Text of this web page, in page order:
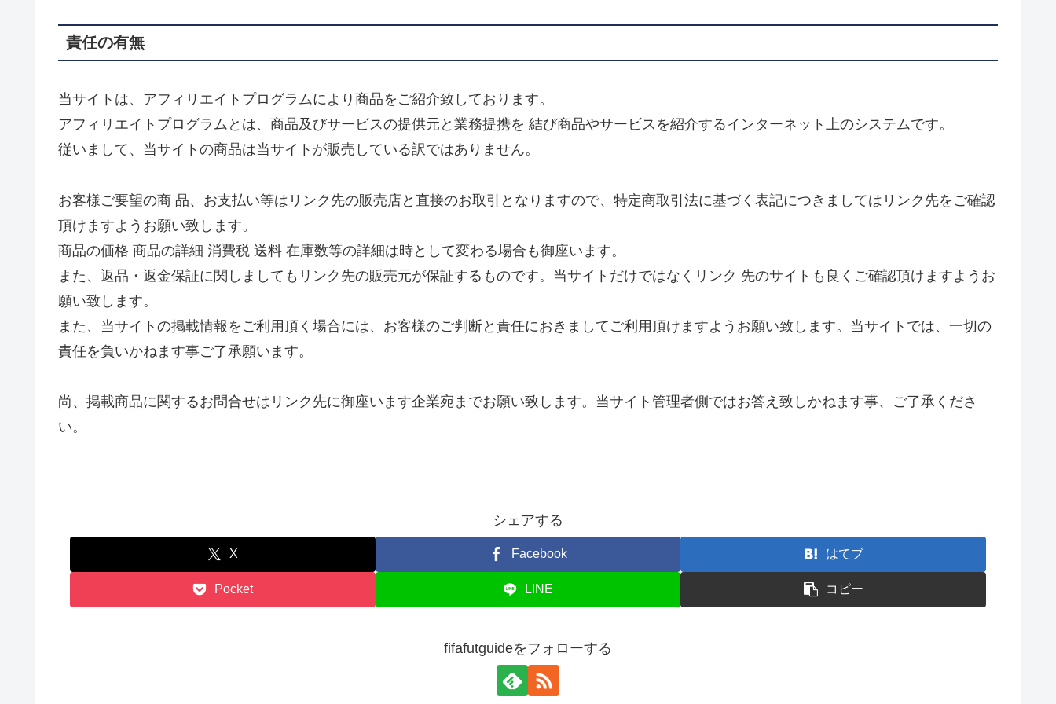
責任の有無
当サイトは、アフィリエイトプログラムにより商品をご紹介致しております。
アフィリエイトプログラムとは、商品及びサービスの提供元と業務提携を 結び商品やサービスを紹介するインターネット上のシステムです。
従いまして、当サイトの商品は当サイトが販売している訳ではありません。
お客様ご要望の商 品、お支払い等はリンク先の販売店と直接のお取引となりますので、特定商取引法に基づく表記につきましてはリンク先をご確認
頂けますようお願い致します。
商品の価格 商品の詳細 消費税 送料 在庫数等の詳細は時として変わる場合も御座います。
また、返品・返金保証に関しましてもリンク先の販売元が保証するものです。当サイトだけではなくリンク 先のサイトも良くご確認頂けますようお
願い致します。
また、当サイトの掲載情報をご利用頂く場合には、お客様のご判断と責任におきましてご利用頂けますようお願い致します。当サイトでは、一切の
責任を負いかねます事ご了承願います。
尚、掲載商品に関するお問合せはリンク先に御座います企業宛までお願い致します。当サイト管理者側ではお答え致しかねます事、ご了承くださ
い。
シェアする
X Facebook はてブ
Pocket LINE コピー
fifafutguideをフォローする